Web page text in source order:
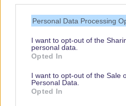
Personal Data Processing
I want to opt-out of the
personal data.
Opted In
I want to opt-out of the Sale
Personal Data.
Opted In
umgangsprachlich C-
NachdemCatherine
angekündigt hat, das